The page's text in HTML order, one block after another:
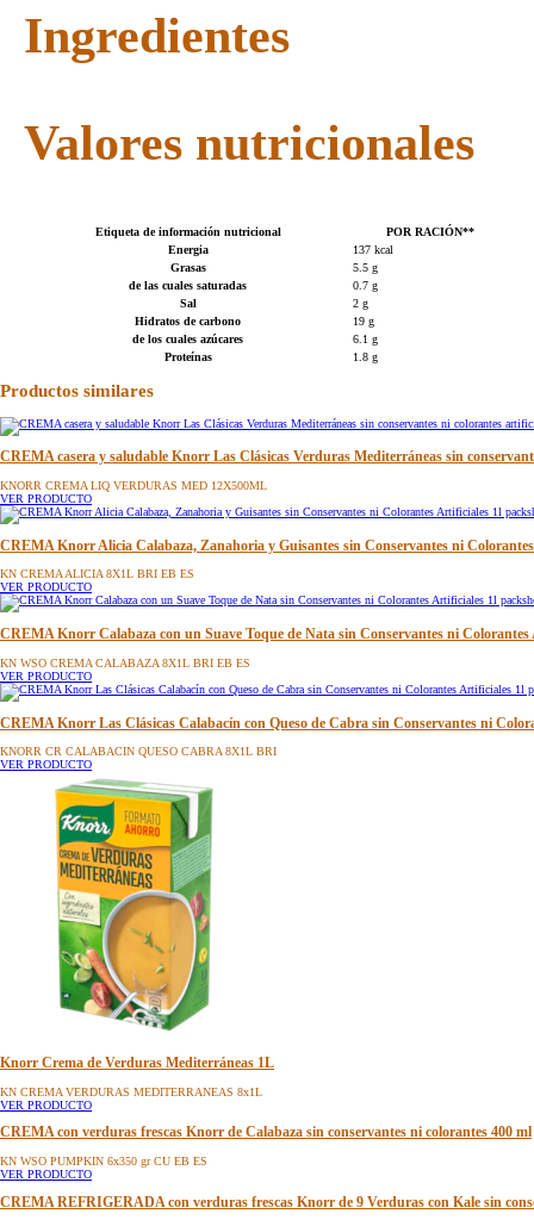
Ingredientes
Valores nutricionales
Etiqueta de información nutricional
POR RACIÓN**
Energia
137 kcal
Grasas
5.5 g
de las cuales saturadas
0.7 g
Sal
2 g
Hidratos de carbono
19 g
de los cuales azúcares
6.1 g
Proteínas
1.8 g
Productos similares
CREMA casera y saludable Knorr Las Clásicas Verduras Mediterráneas sin
KNORR CREMA LIQ VERDURAS MED 12X500ML
VER PRODUCTO
CREMA Knorr Alicia Calabaza, Zanahoria y Guisantes sin Conservantes ni
KN CREMA ALICIA 8X1L BRI EB ES
VER PRODUCTO
CREMA Knorr Calabaza con un Suave Toque de Nata sin Conservantes ni
KN WSO CREMA CALABAZA 8X1L BRI EB ES
VER PRODUCTO
CREMA Knorr Las Clásicas Calabacín con Queso de Cabra sin Conservantes ni
KNORR CR CALABACIN QUESO CABRA 8X1L BRI
VER PRODUCTO
Knorr Crema de Verduras Mediterráneas 1L
KN CREMA VERDURAS MEDITERRANEAS 8x1L
VER PRODUCTO
CREMA con verduras frescas Knorr de Calabaza sin conservantes ni colorantes 400 ml
KN WSO PUMPKIN 6x350 gr CU EB ES
VER PRODUCTO
CREMA REFRIGERADA con verduras frescas Knorr de 9 Verduras con Kale sin